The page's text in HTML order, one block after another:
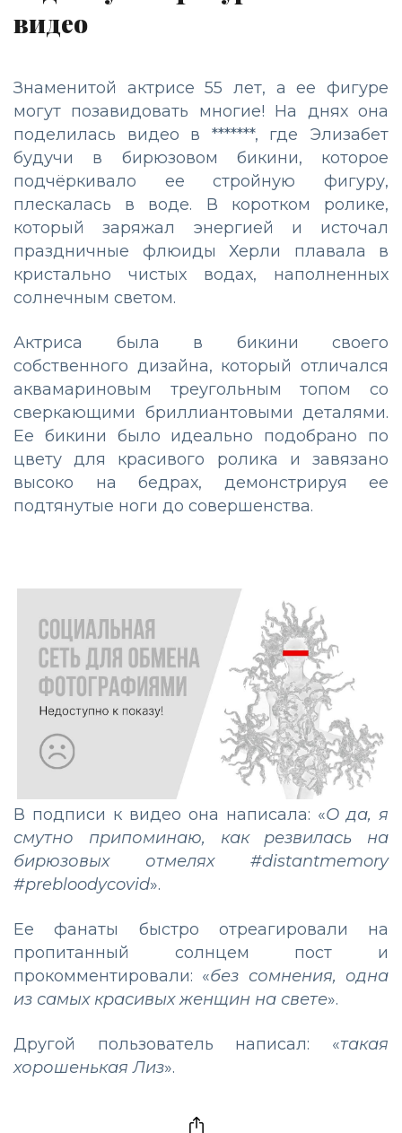
видео
Знаменитой актрисе 55 лет, а ее фигуре
могут позавидовать многие! На днях она
поделилась видео в *******, где Элизабет
будучи в бирюзовом бикини, которое
подчёркивало ее стройную фигуру,
плескалась в воде. В коротком ролике,
который заряжал энергией и источал
праздничные флюиды Херли плавала в
кристально чистых водах, наполненных
солнечным светом.
Актриса была в бикини своего
собственного дизайна, который отличался
аквамариновым треугольным топом со
сверкающими бриллиантовыми деталями.
Ее бикини было идеально подобрано по
цвету для красивого ролика и завязано
высоко на бедрах, демонстрируя ее
подтянутые ноги до совершенства.
В подписи к видео она написала: «О да, я
смутно припоминаю, как резвилась на
бирюзовых отмелях #distantmemory
#prebloodycovid».
Ее фанаты быстро отреагировали на
пропитанный солнцем пост и
прокомментировали: «без сомнения, одна
из самых красивых женщин на свете».
Другой пользователь написал: «такая
хорошенькая Лиз».